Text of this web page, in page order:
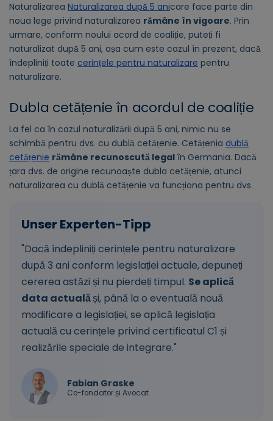
Naturalizarea Naturalizarea după 5 anicare face parte din
noua lege privind naturalizarea rămâne în vigoare. Prin
urmare, conform noului acord de coaliție, puteți fi
naturalizat după 5 ani, așa cum este cazul în prezent, dacă
îndepliniți toate cerințele pentru naturalizare pentru
naturalizare.
Dubla cetățenie în acordul de coaliție
La fel ca în cazul naturalizării după 5 ani, nimic nu se
schimbă pentru dvs. cu dublă cetățenie. Cetățenia dublă
cetățenie rămâne recunoscută legal în Germania. Dacă
țara dvs. de origine recunoaște dubla cetățenie, atunci
naturalizarea cu dublă cetățenie va funcționa pentru dvs.
"Dacă îndepliniți cerințele pentru naturalizare
după 3 ani conform legislației actuale, depuneți
cererea astăzi și nu pierdeți timpul. Se aplică
data actualăși, până la o eventuală nouă
modificare a legislației, se aplică legislația
actuală cu cerințele privind certificatul C1 și
realizările speciale de integrare."
Fabian Graske
Co-fondator și Avocat